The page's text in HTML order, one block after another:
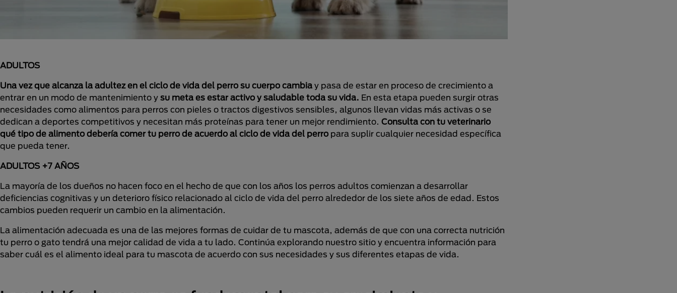
ADULTOS
Una vez que alcanza la adultez en el ciclo de vida del perro su cuerpo cambia y pasa de estar en proceso de crecimiento a
entrar en un modo de mantenimiento y su meta es estar activo y saludable toda su vida. En esta etapa pueden surgir otras
necesidades como alimentos para perros con pieles o tractos digestivos sensibles, algunos llevan vidas más activas o se
dedican a deportes competitivos y necesitan más proteínas para tener un mejor rendimiento. Consulta con tu veterinario
qué tipo de alimento debería comer tu perro de acuerdo al ciclo de vida del perro para suplir cualquier necesidad específica
que pueda tener.
ADULTOS +7 AÑOS
La mayoría de los dueños no hacen foco en el hecho de que con los años los perros adultos comienzan a desarrollar
deficiencias cognitivas y un deterioro físico relacionado al ciclo de vida del perro alrededor de los siete años de edad. Estos
cambios pueden requerir un cambio en la alimentación.
La alimentación adecuada es una de las mejores formas de cuidar de tu mascota, además de que con una correcta nutrición
tu perro o gato tendrá una mejor calidad de vida a tu lado. Continúa explorando nuestro sitio y encuentra información para
saber cuál es el alimento ideal para tu mascota de acuerdo con sus necesidades y sus diferentes etapas de vida.